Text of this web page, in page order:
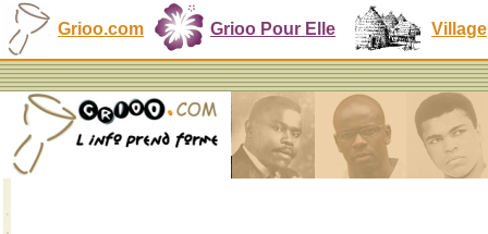
Grioo.com Grioo Pour Elle Village